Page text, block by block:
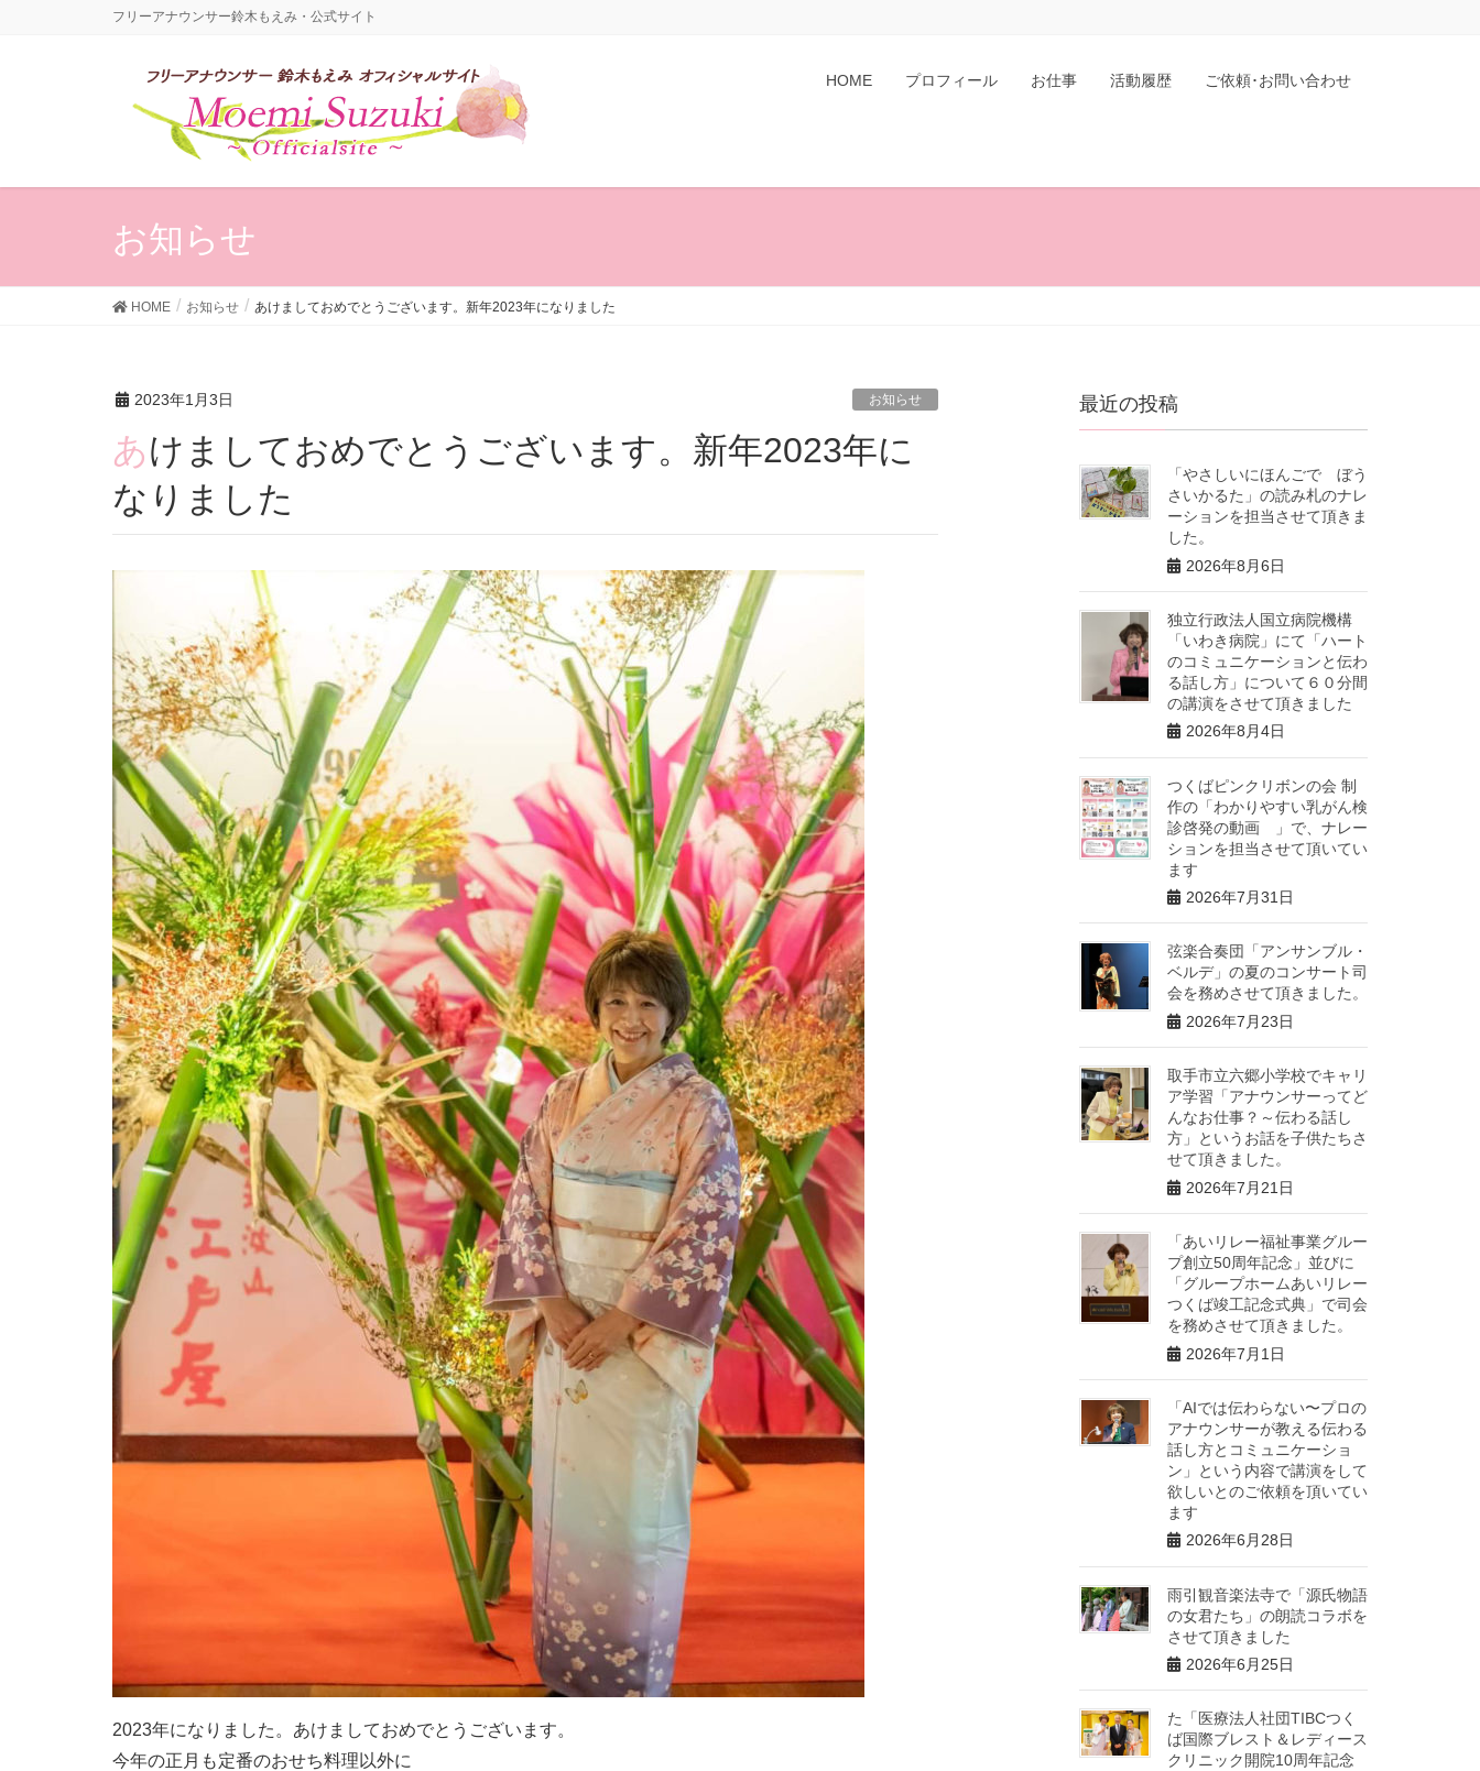
フリーアナウンサー鈴木もえみ・公式サイト
HOME プロフィール お仕事 活動履歴 ご依頼･お問い合わせ
お知らせ
HOME お知らせ あけましておめでとうございます。新年2023年になりました
2023年1月3日 お知らせ
あけましておめでとうございます。新年2023年に
なりました
2023年になりました。あけましておめでとうございます。
今年の正月も定番のおせち料理以外に
最近の投稿
「やさしいにほんごで ぼう
さいかるた」の読み札のナレ
ーションを担当させて頂きま
した。
2026年8月6日
独立行政法人国立病院機構
「いわき病院」にて「ハート
のコミュニケーションと伝わ
る話し方」について６０分間
の講演をさせて頂きました
2026年8月4日
つくばピンクリボンの会 制
作の「わかりやすい乳がん検
診啓発の動画 」で、ナレー
ションを担当させて頂いてい
ます
2026年7月31日
弦楽合奏団「アンサンブル・
ベルデ」の夏のコンサート司
会を務めさせて頂きました。
2026年7月23日
取手市立六郷小学校でキャリ
ア学習「アナウンサーってど
んなお仕事？～伝わる話し
方」というお話を子供たちさ
せて頂きました。
2026年7月21日
「あいリレー福祉事業グルー
プ創立50周年記念」並びに
「グループホームあいリレー
つくば竣工記念式典」で司会
を務めさせて頂きました。
2026年7月1日
「AIでは伝わらない〜プロの
アナウンサーが教える伝わる
話し方とコミュニケーショ
ン」という内容で講演をして
欲しいとのご依頼を頂いてい
ます
2026年6月28日
雨引観音楽法寺で「源氏物語
の女君たち」の朗読コラボを
させて頂きました
2026年6月25日
た「医療法人社団TIBCつく
ば国際ブレスト＆レディース
クリニック開院10周年記念